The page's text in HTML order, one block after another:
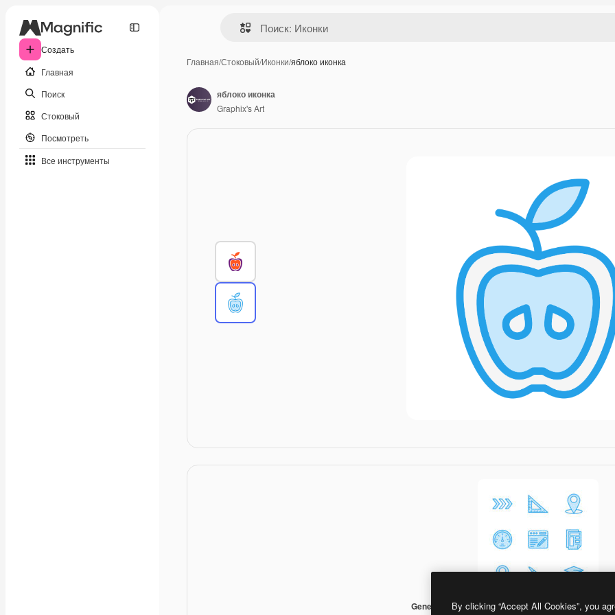
Создать
Главная
Поиск
Стоковый
Посмотреть
Все инструменты
Главная/Стоковый/Иконки/яблоко иконка
Generic Blue
яблоко иконка
Graphix's Art
By clicking “Accept All Cookies”, you